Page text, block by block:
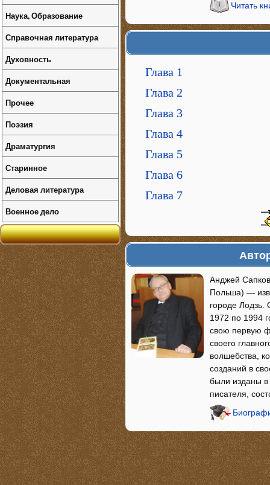
Читать
Глава 1
Глава 2
Глава 3
Глава 4
Глава 5
Глава 6
Глава 7
Анджей
Польша) —
городе Лодзь.
1972 по 1994
свою первую
своего
волшебства,
созданий в
были изданы в
писателя,
Наука, Образование
Справочная литература
Духовность
Документальная
Прочее
Поэзия
Драматургия
Старинное
Деловая литература
Военное дело